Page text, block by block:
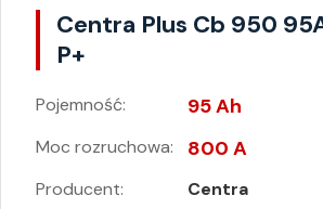
Centra Plus Cb 950
P+
Pojemność: 95 Ah
Moc rozruchowa: 800 A
Producent: Centra